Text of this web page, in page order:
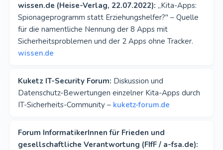
wissen.de (Heise-Verlag, 22.07.2022): „Kita-Apps:
Spionageprogramm statt Erziehungshelfer?" – Quelle
für die namentliche Nennung der 8 Apps mit
Sicherheitsproblemen und der 2 Apps ohne Tracker.
wissen.de
Kuketz IT-Security Forum: Diskussion und
Datenschutz-Bewertungen einzelner Kita-Apps durch
IT-Sicherheits-Community – kuketz-forum.de
Forum InformatikerInnen für Frieden und
gesellschaftliche Verantwortung (FIfF / a-fsa.de):